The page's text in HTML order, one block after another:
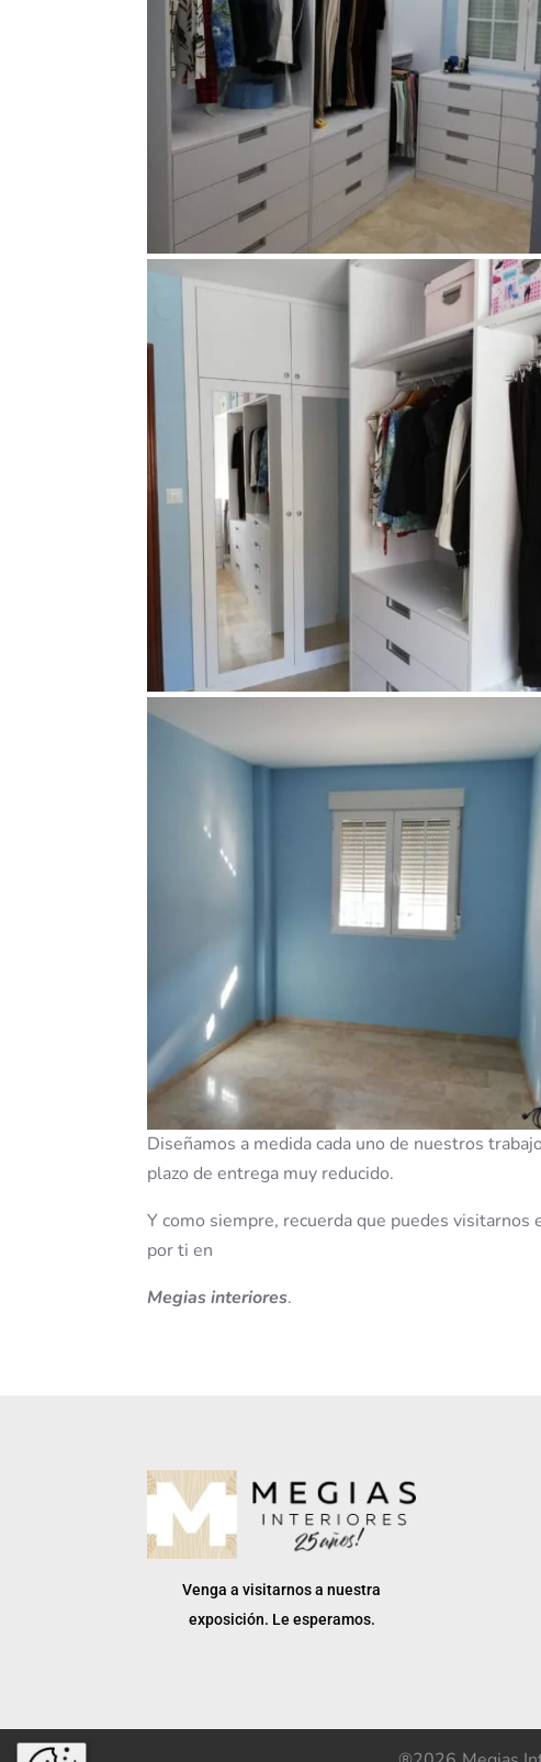
Diseñamos a medida cada uno de nuestros
plazo de entrega muy reducido.
Y como siempre, recuerda que puedes
por ti en
Megias interiores.
Venga a visitarnos a nuestra
exposición. Le esperamos.